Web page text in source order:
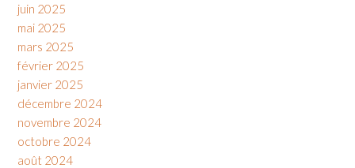
juin 2025
mai 2025
mars 2025
février 2025
janvier 2025
décembre 2024
novembre 2024
octobre 2024
août 2024